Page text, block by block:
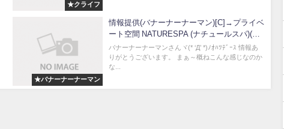
★クライフ
★バナーナーナーマン
情報提供(バナーナーナーマン)[C]→プライベ
ート空間 NATURESPA (ナチュールスパ)(香
川県高松市)
バナーナーナーマンさんヾ(* ‘Д’ *)ﾉｵﾊﾂﾃﾞｰｽ 情報あ
りがとうございます。 まぁ～概ねこんな感じなのか
な...